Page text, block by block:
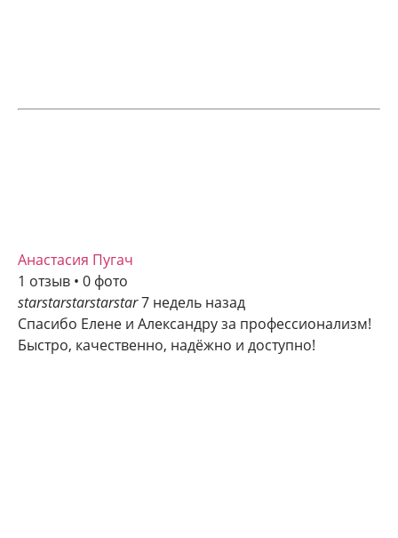
Анастасия Пугач
1 отзыв • 0 фото
starstarstarstarstar7 недель назад
Спасибо Елене и Александру за профессионализм!
Быстро, качественно, надёжно и доступно!